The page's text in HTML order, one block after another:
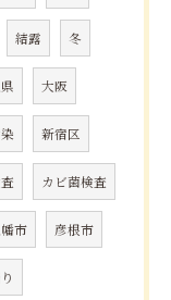
結露 冬
大阪
新宿区
カビ菌検査
市 彦根市